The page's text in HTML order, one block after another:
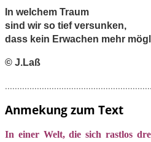
In welchem Traum
sind wir so tief versunken,
dass kein Erwachen mehr
© J.Laß
Anmekung zum Text
In einer Welt, die sich rastlos